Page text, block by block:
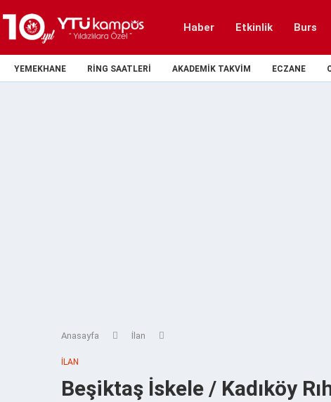
Haber Etkinlik Burs
YEMEKHANE RING SAATLERI AKADEMIK TAKVIM ECZANE
Anasayfa İlan
İLAN
Beşiktaş İskele / Kadıköy